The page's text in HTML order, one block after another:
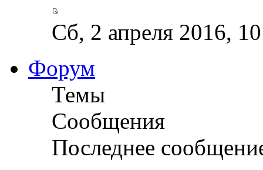
Сб, 2 апреля 2016,
Форум
Темы
Сообщения
Последнее